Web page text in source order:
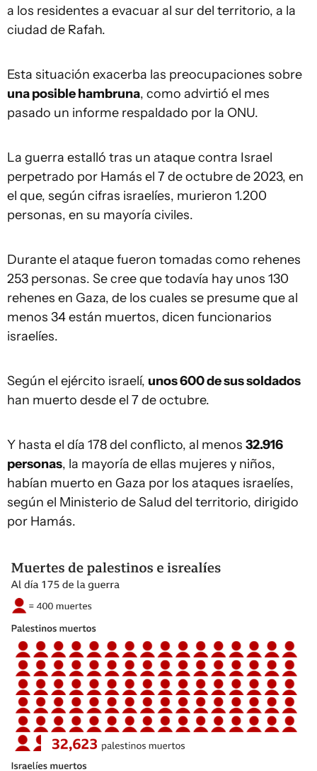
a los residentes a evacuar al sur del territorio, a la
ciudad de Rafah.
Esta situación exacerba las preocupaciones sobre
una posible hambruna, como advirtió el mes
pasado un informe respaldado por la ONU.
La guerra estalló tras un ataque contra Israel
perpetrado por Hamás el 7 de octubre de 2023, en
el que, según cifras israelíes, murieron 1.200
personas, en su mayoría civiles.
Durante el ataque fueron tomadas como rehenes
253 personas. Se cree que todavía hay unos 130
rehenes en Gaza, de los cuales se presume que al
menos 34 están muertos, dicen funcionarios
israelíes.
Según el ejército israelí, unos 600 de sus soldados
han muerto desde el 7 de octubre.
Y hasta el día 178 del conflicto, al menos 32.916
personas, la mayoría de ellas mujeres y niños,
habían muerto en Gaza por los ataques israelíes,
según el Ministerio de Salud del territorio, dirigido
por Hamás.